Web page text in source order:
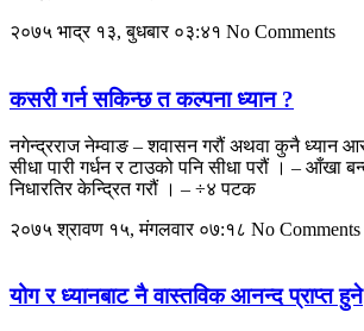
२०७५ भाद्र १३, बुधबार ०३:४१ No Comments
कसरी गर्न सकिन्छ त कल्पना ध्यान ?
नगेन्द्रराज नेम्वाङ – शवासन गरौं अथवा कुनै ध्यान
सीधा पारी गर्धन र टाउको पनि सीधा परौं । – आँखा
निधारतिर केन्द्रित गरौं । – ÷४ पटक
२०७५ श्रावण १५, मंगलवार ०७:१८ No Comments
योग र ध्यानबाट नै वास्तविक आनन्द प्राप्त हुने